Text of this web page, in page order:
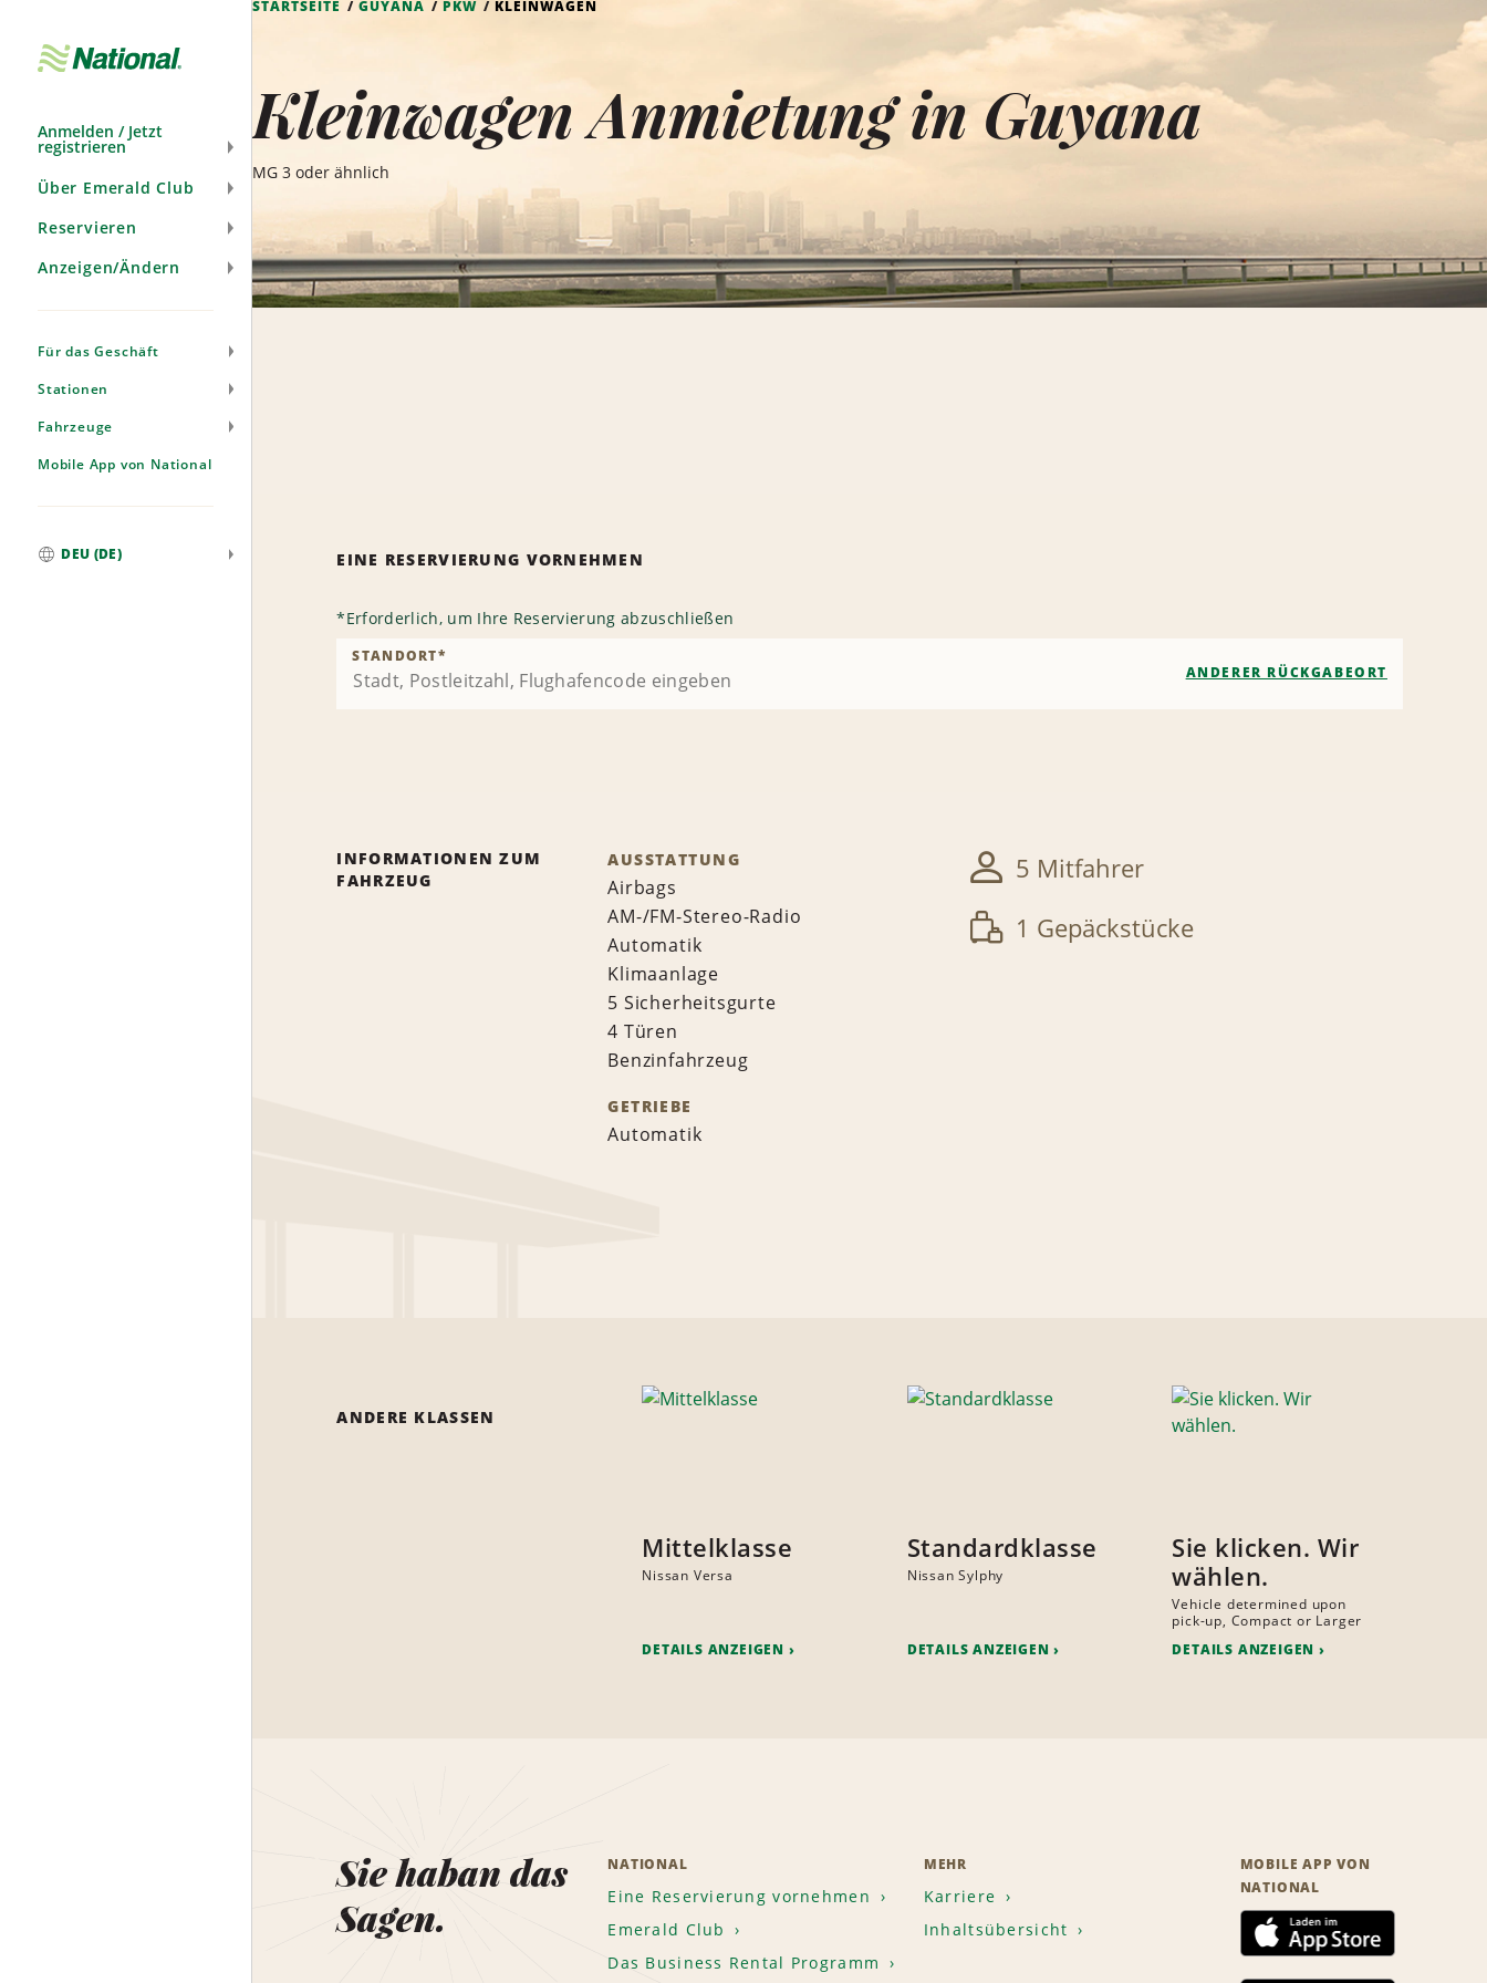
Anmelden / Jetzt
registrieren
Über Emerald Club
Reservieren
Anzeigen/Ändern
Für das Geschäft
Stationen
Fahrzeuge
Mobile App von National
DEU (DE)
STARTSEITE GUYANA PKW KLEINWAGEN
Kleinwagen Anmietung in Guyana
MG 3 oder ähnlich
EINE RESERVIERUNG VORNEHMEN
*Erforderlich, um Ihre Reservierung abzuschließen
STANDORT*
ANDERER RÜCKGABEORT
INFORMATIONEN ZUM
FAHRZEUG
AUSSTATTUNG
Airbags
AM-/FM-Stereo-Radio
Automatik
Klimaanlage
5 Sicherheitsgurte
4 Türen
Benzinfahrzeug
GETRIEBE
Automatik
5 Mitfahrer
1 Gepäckstücke
ANDERE KLASSEN
Mittelklasse
Nissan Versa
DETAILS ANZEIGEN
Standardklasse
Nissan Sylphy
DETAILS ANZEIGEN
Sie klicken. Wir
wählen.
Vehicle determined upon
pick-up, Compact or Larger
DETAILS ANZEIGEN
Sie haban das
Sagen.
NATIONAL
Eine Reservierung vornehmen
Emerald Club
Das Business Rental Programm
MEHR
Karriere
Inhaltsübersicht
MOBILE APP VON
NATIONAL